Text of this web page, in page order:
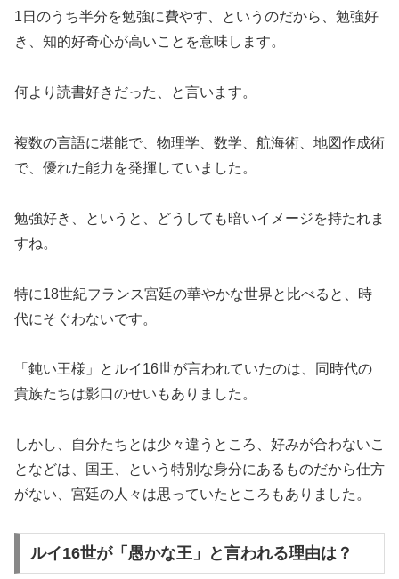
1日のうち半分を勉強に費やす、というのだから、勉強好
き、知的好奇心が高いことを意味します。
何より読書好きだった、と言います。
複数の言語に堪能で、物理学、数学、航海術、地図作成術
で、優れた能力を発揮していました。
勉強好き、というと、どうしても暗いイメージを持たれま
すね。
特に18世紀フランス宮廷の華やかな世界と比べると、時
代にそぐわないです。
「鈍い王様」とルイ16世が言われていたのは、同時代の
貴族たちは影口のせいもありました。
しかし、自分たちとは少々違うところ、好みが合わないこ
となどは、国王、という特別な身分にあるものだから仕方
がない、宮廷の人々は思っていたところもありました。
ルイ16世が「愚かな王」と言われる理由は？